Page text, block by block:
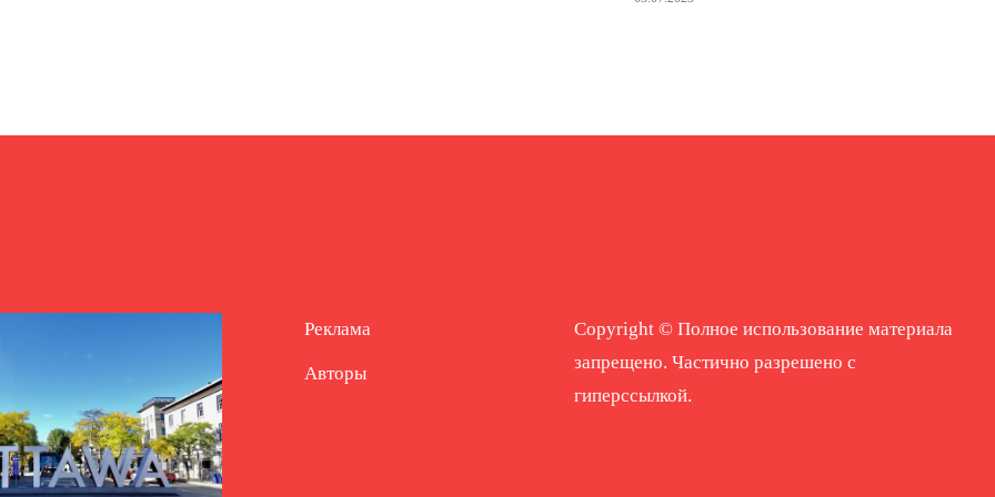
Реклама
Авторы
Copyright © Полное использование материала
запрещено. Частично разрешено с
гиперссылкой.